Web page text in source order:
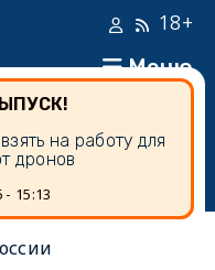
Меню
18+
на работу для
дронов
- 15:13